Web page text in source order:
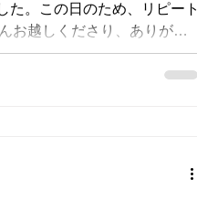
た。この日のため、リピート
お越しくださり、ありがと
ルメ祭り定番メニュー「ま
も大人気！おかげ様で完売